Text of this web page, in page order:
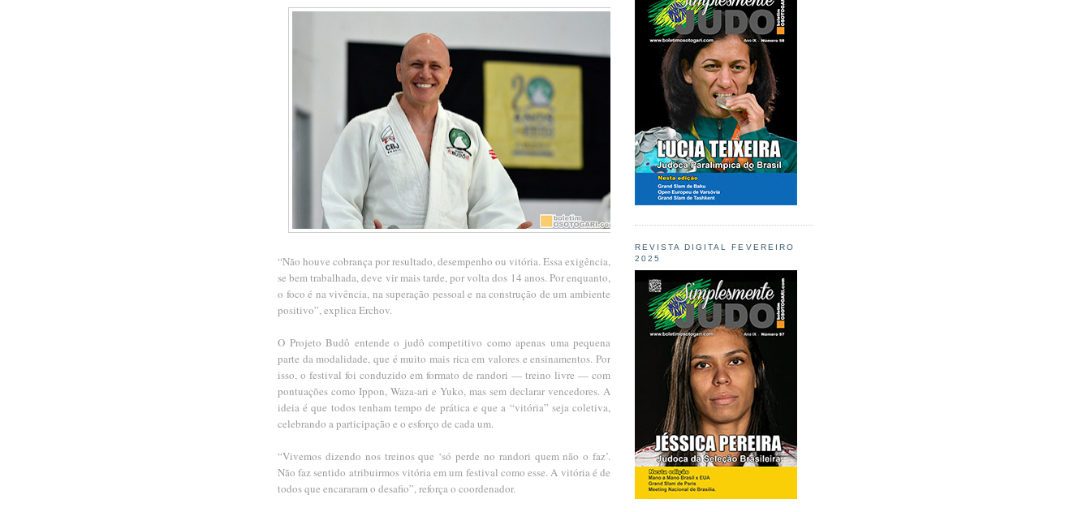
“Não houve cobrança por resultado, desempenho ou vitória. Essa exigência,
se bem trabalhada, deve vir mais tarde, por volta dos 14 anos. Por enquanto,
o foco é na vivência, na superação pessoal e na construção de um ambiente
positivo”, explica Erchov.
O Projeto Budô entende o judô competitivo como apenas uma pequena
parte da modalidade, que é muito mais rica em valores e ensinamentos. Por
isso, o festival foi conduzido em formato de randori — treino livre — com
pontuações como Ippon, Waza-ari e Yuko, mas sem declarar vencedores. A
ideia é que todos tenham tempo de prática e que a “vitória” seja coletiva,
celebrando a participação e o esforço de cada um.
“Vivemos dizendo nos treinos que ‘só perde no randori quem não o faz’.
Não faz sentido atribuirmos vitória em um festival como esse. A vitória é de
todos que encararam o desafio”, reforça o coordenador.
REVISTA DIGITAL FEVEREIRO
2025